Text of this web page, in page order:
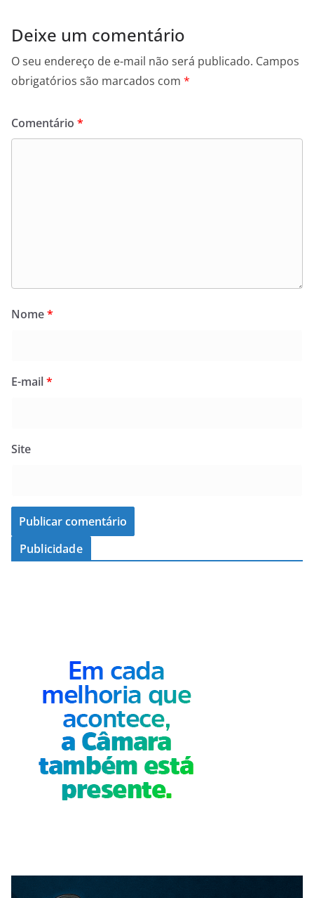
Deixe um comentário
O seu endereço de e-mail não será publicado. Campos
obrigatórios são marcados com *
Comentário *
Nome*
E-mail*
Site
Publicidade